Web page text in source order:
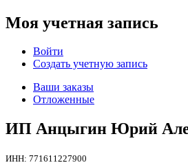
Моя учетная запись
Войти
Создать учетную запись
Ваши заказы
Отложенные
ИП Анцыгин Юрий
ИНН: 771611227900